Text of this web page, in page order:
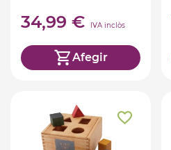
34,99 € IVA inclòs
Afegir